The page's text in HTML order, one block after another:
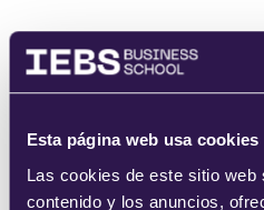
Esta página web usa cookies
Las cookies de este sitio
contenido y los anuncios,
Completas las prácticas
acreditativo de IEBS.